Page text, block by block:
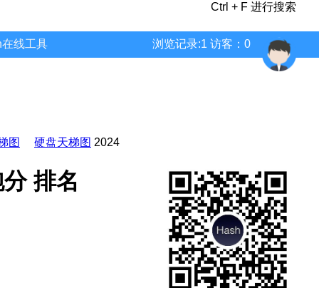
Ctrl + F 进行搜索
线工具 浏览记录:1 访客：0
图 硬盘天梯图 2024
排名